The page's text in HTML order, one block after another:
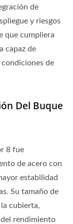
de
y riesgos
que cumpliera
capaz de
de
Del Buque
8 fue
de acero con
estabilidad
Su tamaño de
cubierta,
rendimiento